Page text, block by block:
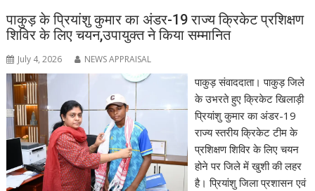
पाकुड़ के प्रियांशु कुमार का अंडर-19 राज्य क्रिकेट प्रशिक्षण
शिविर के लिए चयन,उपायुक्त ने किया सम्मानित
July 4, 2026 NEWS APPRAISAL
पाकुड़ संवाददाता। पाकुड़ जिले
के उभरते हुए क्रिकेट खिलाड़ी
प्रियांशु कुमार का अंडर-19
राज्य स्तरीय क्रिकेट टीम के
प्रशिक्षण शिविर के लिए चयन
होने पर जिले में खुशी की लहर
है। प्रियांशु जिला प्रशासन एवं